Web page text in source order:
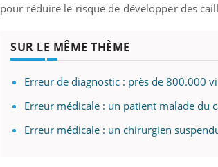
pour réduire le risque de développer des
SUR LE MÊME THÈME
Erreur de diagnostic : près de 800.000
Erreur médicale : un patient malade du
Erreur médicale : un chirurgien